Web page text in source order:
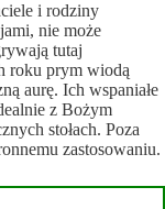
i rodziny
nie może
tutaj
roku prym wiodą
aurę. Ich wspaniałe
z Bożym
stołach. Poza
zastosowaniu.